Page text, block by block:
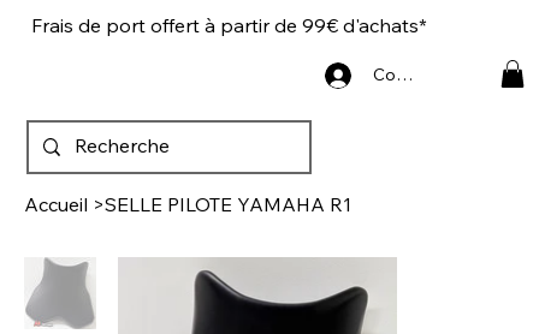
Frais de port offert à partir de 99€ d'achats*
Connexion
Accueil >SELLE PILOTE YAMAHA R1